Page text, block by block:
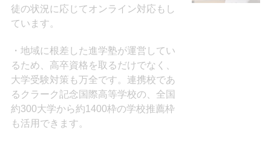
徒の状況に応じてオンライン対応もし
ています。
地域に根差した進学塾が運営してい
るため、高卒資格を取るだけでなく、
大学受験対策も万全です。連携校であ
るクラーク記念国際高等学校の、全国
約300大学から約1400枠の学校推薦枠
も活用できます。